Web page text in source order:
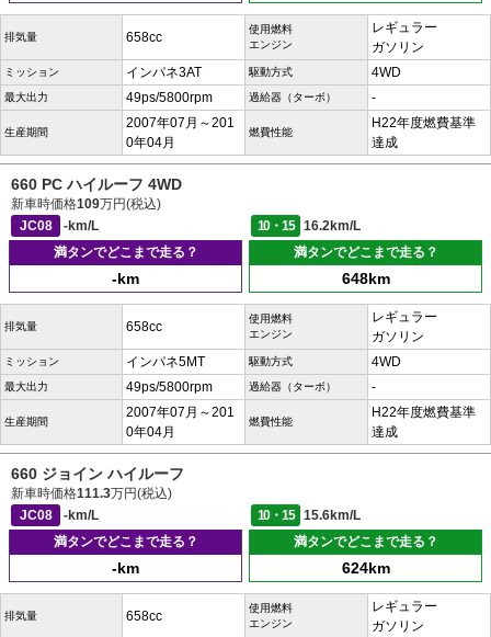
排気量 658cc
使用燃料
エンジン
レギュラー
ガソリン
ミッション インパネ3AT 駆動方式 4WD
最大出力 49ps/5800rpm 過給器（ターボ） -
生産期間
2007年07月～201
0年04月
燃費性能
H22年度燃費基準
達成
660 PC ハイルーフ 4WD
新車時価格109万円(税込)
JC08
-km/L 10・15
16.2km/L
満タンでどこまで走る？
-km
満タンでどこまで走る？
648km
排気量 658cc
使用燃料
エンジン
レギュラー
ガソリン
ミッション インパネ5MT 駆動方式 4WD
最大出力 49ps/5800rpm 過給器（ターボ） -
生産期間
2007年07月～201
0年04月
燃費性能
H22年度燃費基準
達成
660 ジョイン ハイルーフ
新車時価格111.3万円(税込)
JC08
-km/L 10・15
15.6km/L
満タンでどこまで走る？
-km
満タンでどこまで走る？
624km
排気量 658cc
使用燃料
エンジン
レギュラー
ガソリン